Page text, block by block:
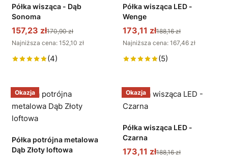
Półka wisząca - Dąb
Sonoma
157,23 zł170,90 zł
Najniższa cena: 152,10 zł
(4)
Półka wisząca LED -
Wenge
173,11 zł188,16 zł
Najniższa cena: 167,46 zł
(5)
Okazja
Półka potrójna metalowa
Dąb Złoty loftowa
Okazja
Półka wisząca LED -
Czarna
173,11 zł188,16 zł